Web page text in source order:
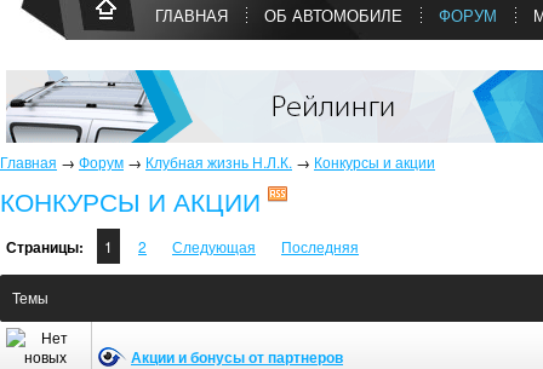
ГЛАВНАЯ ОБ АВТОМОБИЛЕ ФОРУМ
Главная → Форум → Клубная жизнь Н.Л.К. → Конкурсы и акции
КОНКУРСЫ И АКЦИИ
Страницы: 1 2 Следующая Последняя
Темы
Акции и бонусы от партнеров